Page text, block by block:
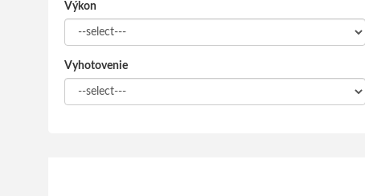
Výkon
Vyhotovenie